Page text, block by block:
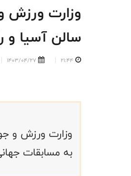
وزارت ورزش
سالن آسیا و
21:44
1403/04/27
وزارت ورزش و
به مسابقات جهانی ۲۰۲۵ را تبریک